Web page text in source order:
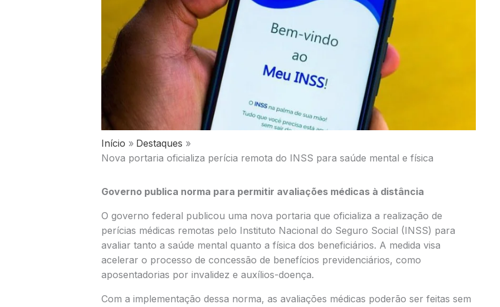
Início
Destaques
Nova portaria oficializa perícia remota do INSS para saúde mental e física
Governo publica norma para permitir avaliações médicas à distância
O governo federal publicou uma nova portaria que oficializa a realização de
perícias médicas remotas pelo Instituto Nacional do Seguro Social (INSS) para
avaliar tanto a saúde mental quanto a física dos beneficiários. A medida visa
acelerar o processo de concessão de benefícios previdenciários, como
aposentadorias por invalidez e auxílios-doença.
Com a implementação dessa norma, as avaliações médicas poderão ser feitas sem